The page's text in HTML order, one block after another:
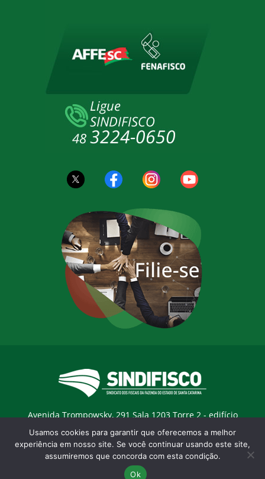
Avenida Trompowsky, 291 Sala 1203 Torre 2 - edifício
Trompowsky Corporate - Centro - Florianopólis / SC - CEP:
88015-300 |E-mail:sindifisco@sindifisco.org.br
Desenvolvido pelaagência Marketing Objetivo
Usamos cookies para garantir que oferecemos a melhor
experiência em nosso site. Se você continuar usando este site,
assumiremos que concorda com esta condição.
Ok